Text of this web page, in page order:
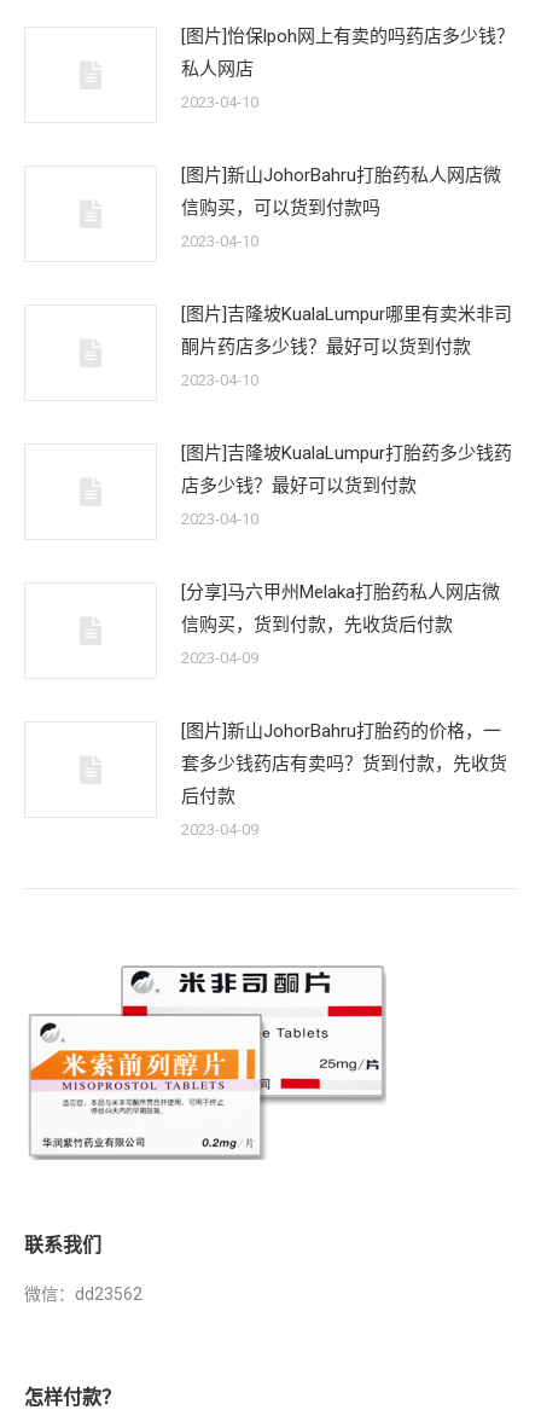
[图片]怡保lpoh网上有卖的吗药店多少钱？
私人网店
2023-04-10
[图片]新山JohorBahru打胎药私人网店微
信购买，可以货到付款吗
2023-04-10
[图片]吉隆坡KualaLumpur哪里有卖米非司
酮片药店多少钱？最好可以货到付款
2023-04-10
[图片]吉隆坡KualaLumpur打胎药多少钱药
店多少钱？最好可以货到付款
2023-04-10
[分享]马六甲州Melaka打胎药私人网店微
信购买，货到付款，先收货后付款
2023-04-09
[图片]新山JohorBahru打胎药的价格，一
套多少钱药店有卖吗？货到付款，先收货
后付款
2023-04-09
联系我们
微信：dd23562
怎样付款？